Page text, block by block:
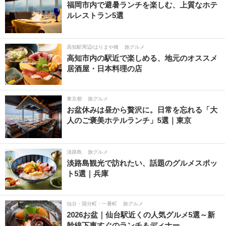
福岡市内で避暑ランチを楽しむ、上質なホテ
ルレストラン5選
高知駅周辺/はりまや橋 旅グルメ
高知市内の駅近で楽しめる、地元のオススメ
居酒屋・日本料理の店
東京都 旅グルメ
お盆休みは昼から贅沢に。日常を忘れる「大
人のご褒美ホテルランチ」5選｜東京
淡路島 旅グルメ
淡路島観光で訪れたい、話題のグルメスポッ
ト5選｜兵庫
仙台・国分町・一番町 旅グルメ
2026お盆｜仙台駅近くの人気グルメ5選～新